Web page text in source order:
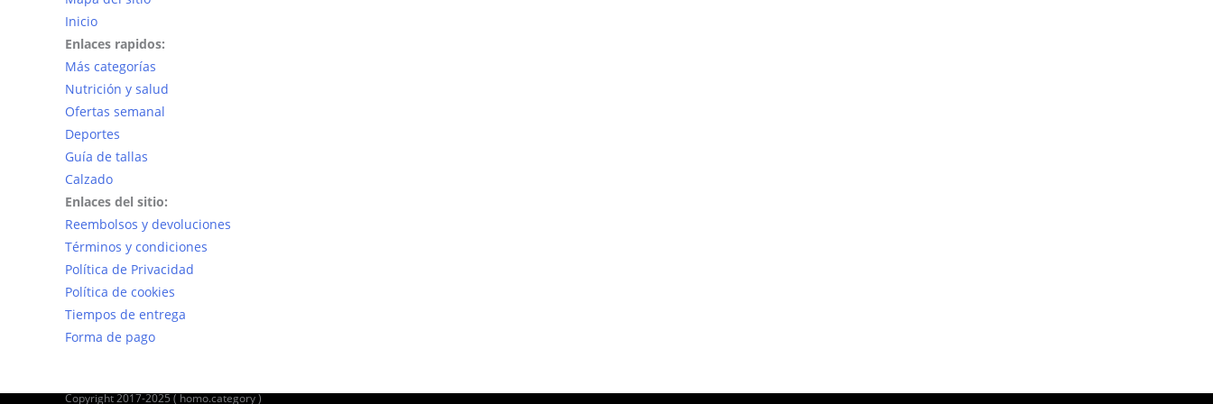
Inicio
Enlaces rapidos:
Más categorías
Nutrición y salud
Ofertas semanal
Deportes
Guía de tallas
Calzado
Enlaces del sitio:
Reembolsos y devoluciones
Términos y condiciones
Política de Privacidad
Política de cookies
Tiempos de entrega
Forma de pago
Copyright 2017-2025 ( homo.category )